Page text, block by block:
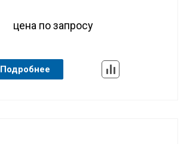
цена по запросу
Подробнее